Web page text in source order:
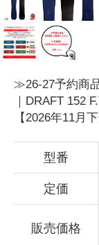
≫26-27予約商
｜DRAFT 152
【2026年11月
型番
定価
販売価格